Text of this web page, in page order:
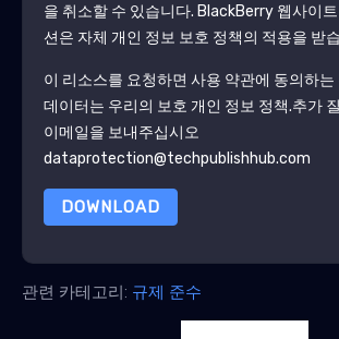
을 취소할 수 있습니다. BlackBerry웹사이트
션은 자체 개인 정보 보호 정책의 적용을 받
이 리소스를 요청하면 사용 약관에 동의하는
데이터는 우리의 보호 개인 정보 정책.추가
이메일을 보내주십시오
dataprotection@techpublishhub.com
DOWNLOAD
관련 카테고리: 규제 준수